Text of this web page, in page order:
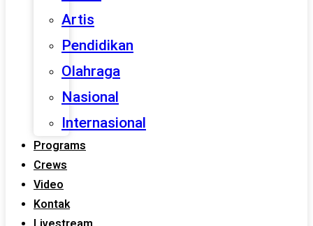
Artis
Pendidikan
Olahraga
Nasional
Internasional
Programs
Crews
Video
Kontak